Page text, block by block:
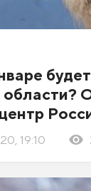
19:10